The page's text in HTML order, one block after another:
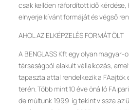
csak kellően ráfordított idő kérdése,
elnyerje kívánt formáját és végső
AHOL AZ ELKÉPZELÉS FORMÁT ÖLT
A BENGLASS Kft egy olyan
társaságból alakult vállalkozás,
tapasztalattal rendelkezik a FAajtók
terén. Több mint 10 éve önálló
de múltunk 1999-ig tekint vissza az